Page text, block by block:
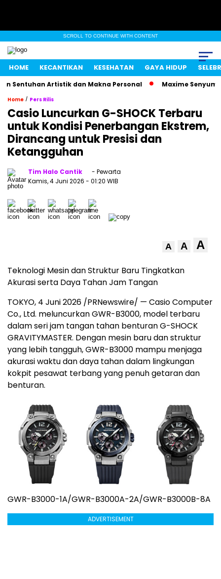
SCROLL TO CONTINUE WITH CONTENT
HOME KECANTIKAN KESEHATAN GAYA HIDUP
Artistik dan Makna Personal Maxime Senyum
Home / Pers Rilis
Casio Luncurkan G-SHOCK Terbaru
untuk Kondisi Penerbangan Ekstrem,
Dirancang untuk Presisi dan
Ketangguhan
Tim Halo Cantik
- Pewarta
Kamis, 4 Juni 2026 - 01:20 WIB
A A A
Teknologi Mesin dan Struktur Baru Tingkatkan
Akurasi serta Daya Tahan Jam Tangan
TOKYO, 4 Juni 2026 /PRNewswire/ — Casio Computer
Co., Ltd. meluncurkan GWR-B3000, model terbaru
dalam seri jam tangan tahan benturan G-SHOCK
GRAVITYMASTER. Dengan mesin baru dan struktur
yang lebih tangguh, GWR-B3000 mampu menjaga
akurasi waktu dan daya tahan dalam lingkungan
kokpit pesawat terbang yang penuh getaran dan
benturan.
GWR-B3000-1A/GWR-B3000A-2A/GWR-B3000B-8A
ADVERTISEMENT